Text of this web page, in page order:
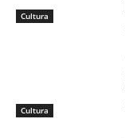
Cultura
Cultura